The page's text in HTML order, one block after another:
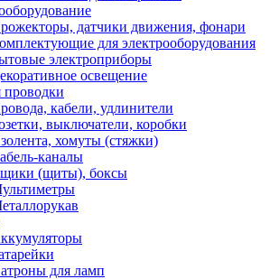
датчики движения, фонари
для электрооборудования
электроприборы
освещение
проводки
кабели, удлинители
выключатели, коробки
хомуты (стяжки)
каналы
(щиты), боксы
для ламп